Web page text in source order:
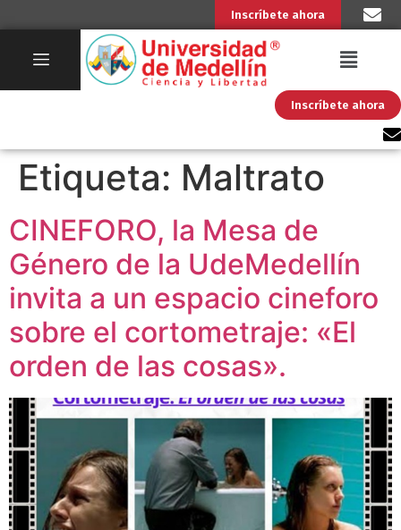
Inscríbete ahora
Inscríbete ahora
Etiqueta: Maltrato
CINEFORO, la Mesa de
Género de la UdeMedellín
invita a un espacio cineforo
sobre el cortometraje: «El
orden de las cosas».